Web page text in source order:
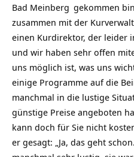
Bad Meinberg gekommen
zusammen mit der
einen Kurdirektor, der leider
und wir haben sehr offen
uns möglich ist, was uns
einige Programme auf die
manchmal in die lustige
günstige Preise angeboten
kann doch für Sie nicht
er gesagt: „Ja, das geht